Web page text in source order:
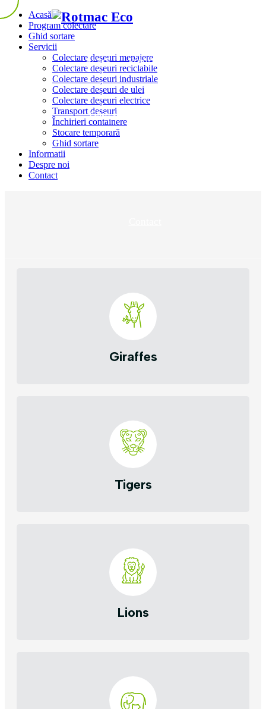
Acasă Program colectare
Ghid sortare
Acasă
Program colectare
Ghid sortare
Servicii
Colectare deșeuri menajere
Colectare deșeuri reciclabile
Colectare deșeuri industriale
Colectare deșeuri de ulei
Colectare deșeuri electrice
Transport deșeuri
Închirieri containere
Stocare temporară
Ghid sortare
Informatii
Despre noi
Contact
Giraffes
Tigers
Lions